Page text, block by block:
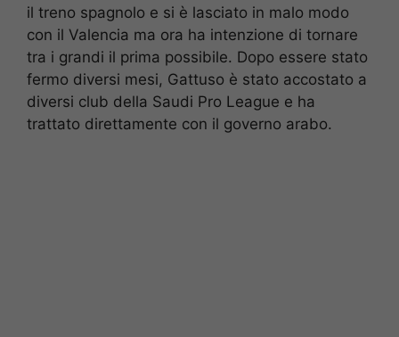
il treno spagnolo e si è lasciato in malo modo
con il Valencia ma ora ha intenzione di tornare
tra i grandi il prima possibile. Dopo essere stato
fermo diversi mesi, Gattuso è stato accostato a
diversi club della Saudi Pro League e ha
trattato direttamente con il governo arabo.